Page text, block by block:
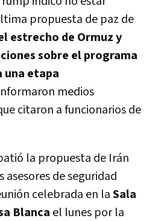
propuesta de paz de
estrecho de Ormuz y
sobre el programa
una etapa
medios
citaron a funcionarios de
la propuesta de Irán
asesores de seguridad
celebrada en laSala
Blanca el lunes por la